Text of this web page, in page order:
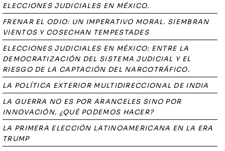
ELECCIONES JUDICIALES EN MÉXICO.
FRENAR EL ODIO: UN IMPERATIVO MORAL. SIEMBRAN
VIENTOS Y COSECHAN TEMPESTADES
ELECCIONES JUDICIALES EN MÉXICO: ENTRE LA
DEMOCRATIZACIÓN DEL SISTEMA JUDICIAL Y EL
RIESGO DE LA CAPTACIÓN DEL NARCOTRÁFICO.
LA POLÍTICA EXTERIOR MULTIDIRECCIONAL DE INDIA
LA GUERRA NO ES POR ARANCELES SINO POR
INNOVACIÓN, ¿QUÉ PODEMOS HACER?
LA PRIMERA ELECCIÓN LATINOAMERICANA EN LA ERA
TRUMP